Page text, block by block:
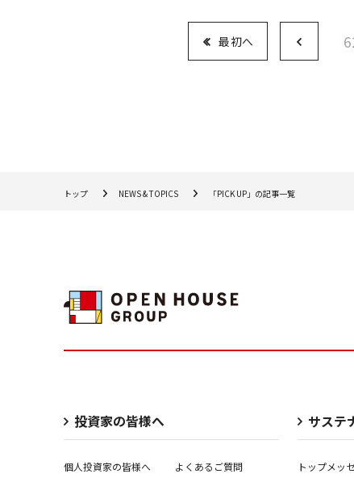
最初へ
トップ NEWS & TOPICS 「PICK UP」の記事一覧
投資家の皆様へ
個人投資家の皆様へ
よくあるご質問
サステ
トップメッ